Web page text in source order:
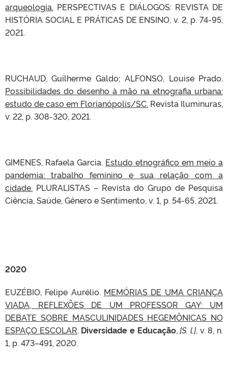
arqueologia. PERSPECTIVAS E DIÁLOGOS: REVISTA DE
HISTÓRIA SOCIAL E PRÁTICAS DE ENSINO, v. 2, p. 74-95,
2021.
RUCHAUD, Guilherme Galdo; ALFONSO, Louise Prado.
Possibilidades do desenho à mão na etnografia urbana:
estudo de caso em Florianópolis/SC. Revista Iluminuras,
v. 22, p. 308-320, 2021.
GIMENES, Rafaela Garcia. Estudo etnográfico em meio a
pandemia: trabalho feminino e sua relação com a
cidade. PLURALISTAS – Revista do Grupo de Pesquisa
Ciência, Saúde, Gênero e Sentimento, v. 1, p. 54-65, 2021.
2020
EUZÉBIO, Felipe Aurélio. MEMÓRIAS DE UMA CRIANÇA
VIADA, REFLEXÕES DE UM PROFESSOR GAY: UM
DEBATE SOBRE MASCULINIDADES HEGEMÔNICAS NO
ESPAÇO ESCOLAR. Diversidade e Educação,[S. l.], v. 8, n.
1, p. 473–491, 2020.